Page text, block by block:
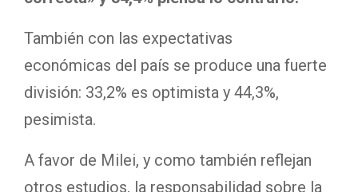
También con las expectativas
económicas del país se produce una fuerte
división: 33,2% es optimista y 44,3%,
pesimista.
A favor de Milei, y como también reflejan
otros estudios, la responsabilidad sobre la